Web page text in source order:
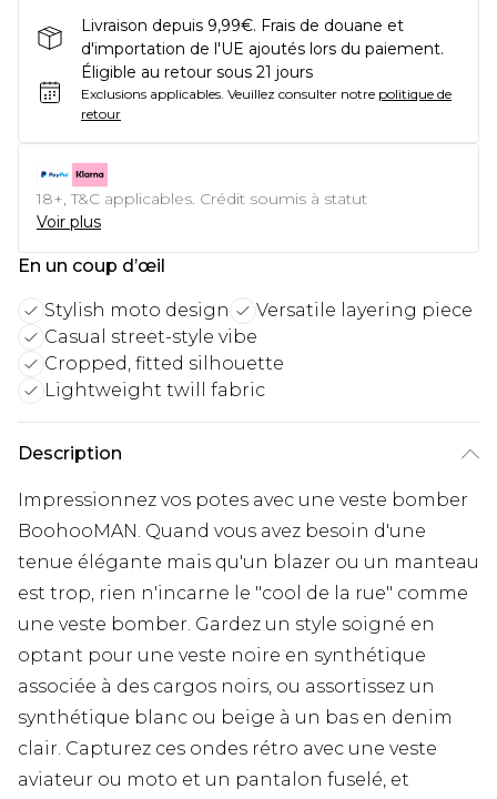
Livraison depuis 9,99€. Frais de douane et
d'importation de l'UE ajoutés lors du paiement.
Éligible au retour sous 21 jours
Exclusions applicables. Veuillez consulter notre politique de
retour
18+, T&C applicables. Crédit soumis à statut
Voir plus
En un coup d’œil
Stylish moto design
Versatile layering piece
Casual street-style vibe
Cropped, fitted silhouette
Lightweight twill fabric
Description
Impressionnez vos potes avec une veste bomber
BoohooMAN. Quand vous avez besoin d'une
tenue élégante mais qu'un blazer ou un manteau
est trop, rien n'incarne le "cool de la rue" comme
une veste bomber. Gardez un style soigné en
optant pour une veste noire en synthétique
associée à des cargos noirs, ou assortissez un
synthétique blanc ou beige à un bas en denim
clair. Capturez ces ondes rétro avec une veste
aviateur ou moto et un pantalon fuselé, et